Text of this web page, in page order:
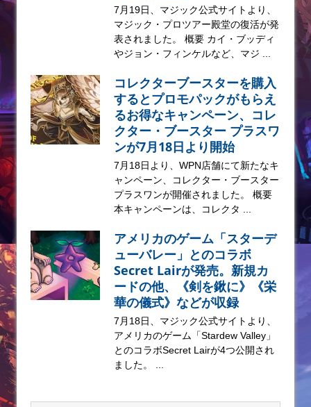
7月19日、マジック公式サイトより、
マジック・プロツアー殿堂の復活が発
表されました。 概要 カイ・ブッディ
やジョン・フィンケルなど、マジ ...
コレクターブースターを購入
するとプロモパックがもらえ
るお得なキャンペーン、コレ
クター・ブースター プラスワ
ンが7月18日より開始
7月18日より、WPN店舗にて新たなキ
ャンペーン、コレクター・ブースター
プラスワンが開催されました。 概要
本キャンペーンは、コレクタ ...
アメリカのゲーム「スターデ
ューバレー」とのコラボ
Secret Lairが発売。新規カ
ードの他、《剣を鍬に》《栄
華の儀式》などが収録
7月18日、マジック公式サイトより、
アメリカのゲーム「Stardew Valley」
とのコラボSecret Lairが4つ公開され
ました。 ...